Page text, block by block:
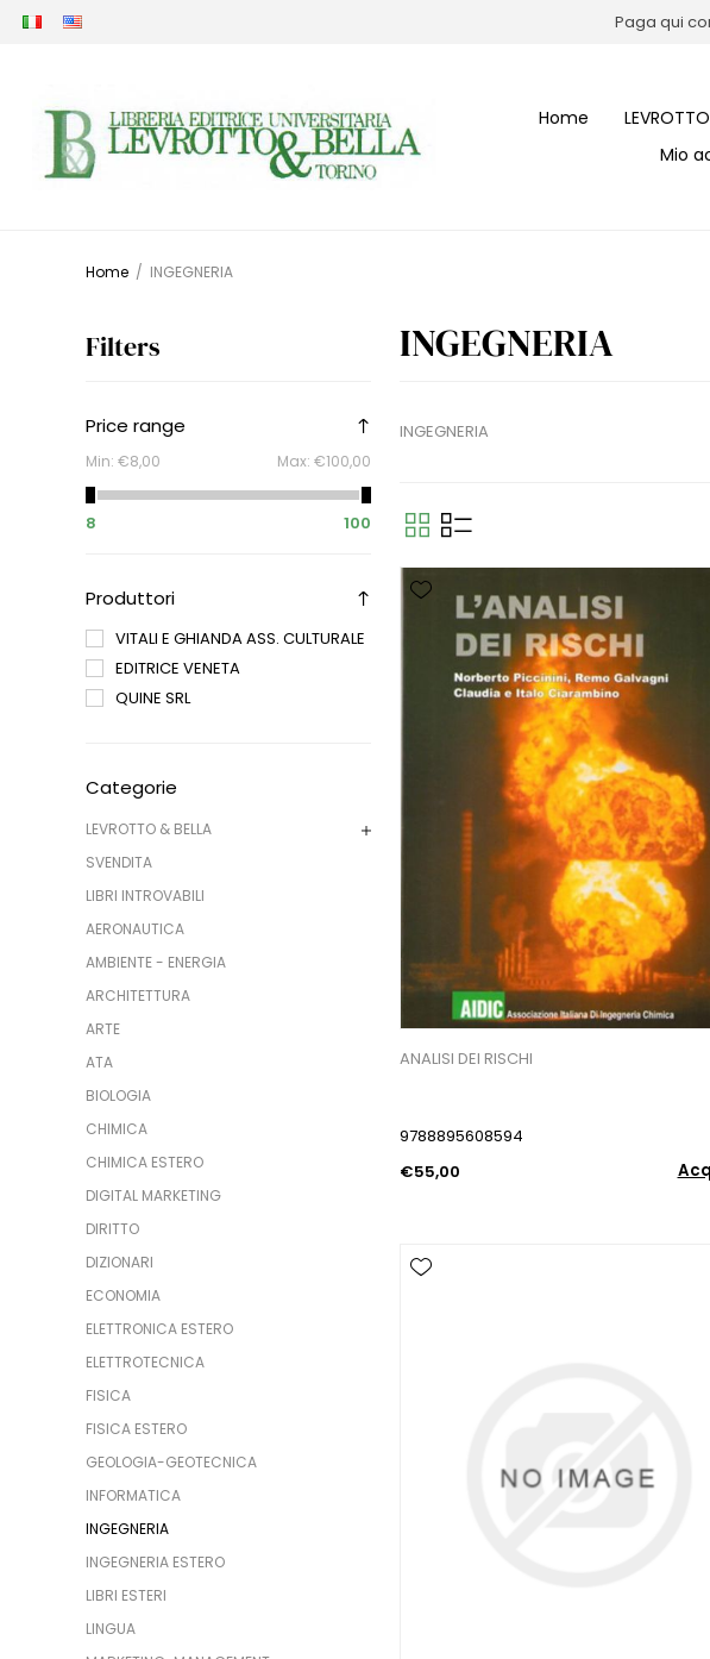
Paga qui
Home
Mio
Home / INGEGNERIA
Filters
Price range
Min: €8,00 Max: €100,00
8 100
Produttori
VITALI E GHIANDA ASS. CULTURALE
EDITRICE VENETA
QUINE SRL
Categorie
LEVROTTO & BELLA
SVENDITA
LIBRI INTROVABILI
AERONAUTICA
AMBIENTE - ENERGIA
ARCHITETTURA
ARTE
ATA
BIOLOGIA
CHIMICA
CHIMICA ESTERO
DIGITAL MARKETING
DIRITTO
DIZIONARI
ECONOMIA
ELETTRONICA ESTERO
ELETTROTECNICA
FISICA
FISICA ESTERO
GEOLOGIA-GEOTECNICA
INFORMATICA
INGEGNERIA
INGEGNERIA ESTERO
LIBRI ESTERI
LINGUA
INGEGNERIA
INGEGNERIA
ANALISI DEI RISCHI
9788895608594
€55,00